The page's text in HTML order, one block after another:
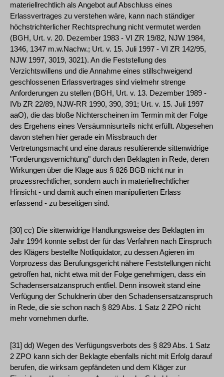
materiellrechtlich als Angebot auf Abschluss eines
Erlassvertrages zu verstehen wäre, kann nach ständiger
höchstrichterlicher Rechtsprechung nicht vermutet werden
(BGH, Urt. v. 20. Dezember 1983 - VI ZR 19/82, NJW 1984,
1346, 1347 m.w.Nachw.; Urt. v. 15. Juli 1997 - VI ZR 142/95,
NJW 1997, 3019, 3021). An die Feststellung des
Verzichtswillens und die Annahme eines stillschweigend
geschlossenen Erlassvertrages sind vielmehr strenge
Anforderungen zu stellen (BGH, Urt. v. 13. Dezember 1989 -
IVb ZR 22/89, NJW-RR 1990, 390, 391; Urt. v. 15. Juli 1997
aaO), die das bloße Nichterscheinen im Termin mit der Folge
des Ergehens eines Versäumnisurteils nicht erfüllt. Abgesehen
davon stehen hier gerade ein Missbrauch der
Vertretungsmacht und eine daraus resultierende sittenwidrige
"Forderungsvernichtung" durch den Beklagten in Rede, deren
Wirkungen über die Klage aus § 826 BGB nicht nur in
prozessrechtlicher, sondern auch in materiellrechtlicher
Hinsicht - und damit auch einen manipulierten Erlass
erfassend - zu beseitigen sind.
[30] cc) Die sittenwidrige Handlungsweise des Beklagten im
Jahr 1994 konnte selbst der für das Verfahren nach Einspruch
des Klägers bestellte Notliquidator, zu dessen Agieren im
Vorprozess das Berufungsgericht nähere Feststellungen nicht
getroffen hat, nicht etwa mit der Folge genehmigen, dass ein
Schadensersatzanspruch entfiel. Denn insoweit stand eine
Verfügung der Schuldnerin über den Schadensersatzanspruch
in Rede, die sie schon nach § 829 Abs. 1 Satz 2 ZPO nicht
mehr vornehmen durfte.
[31] dd) Wegen des Verfügungsverbots des § 829 Abs. 1 Satz
2 ZPO kann sich der Beklagte ebenfalls nicht mit Erfolg darauf
berufen, die wirksam gepfändeten und dem Kläger zur